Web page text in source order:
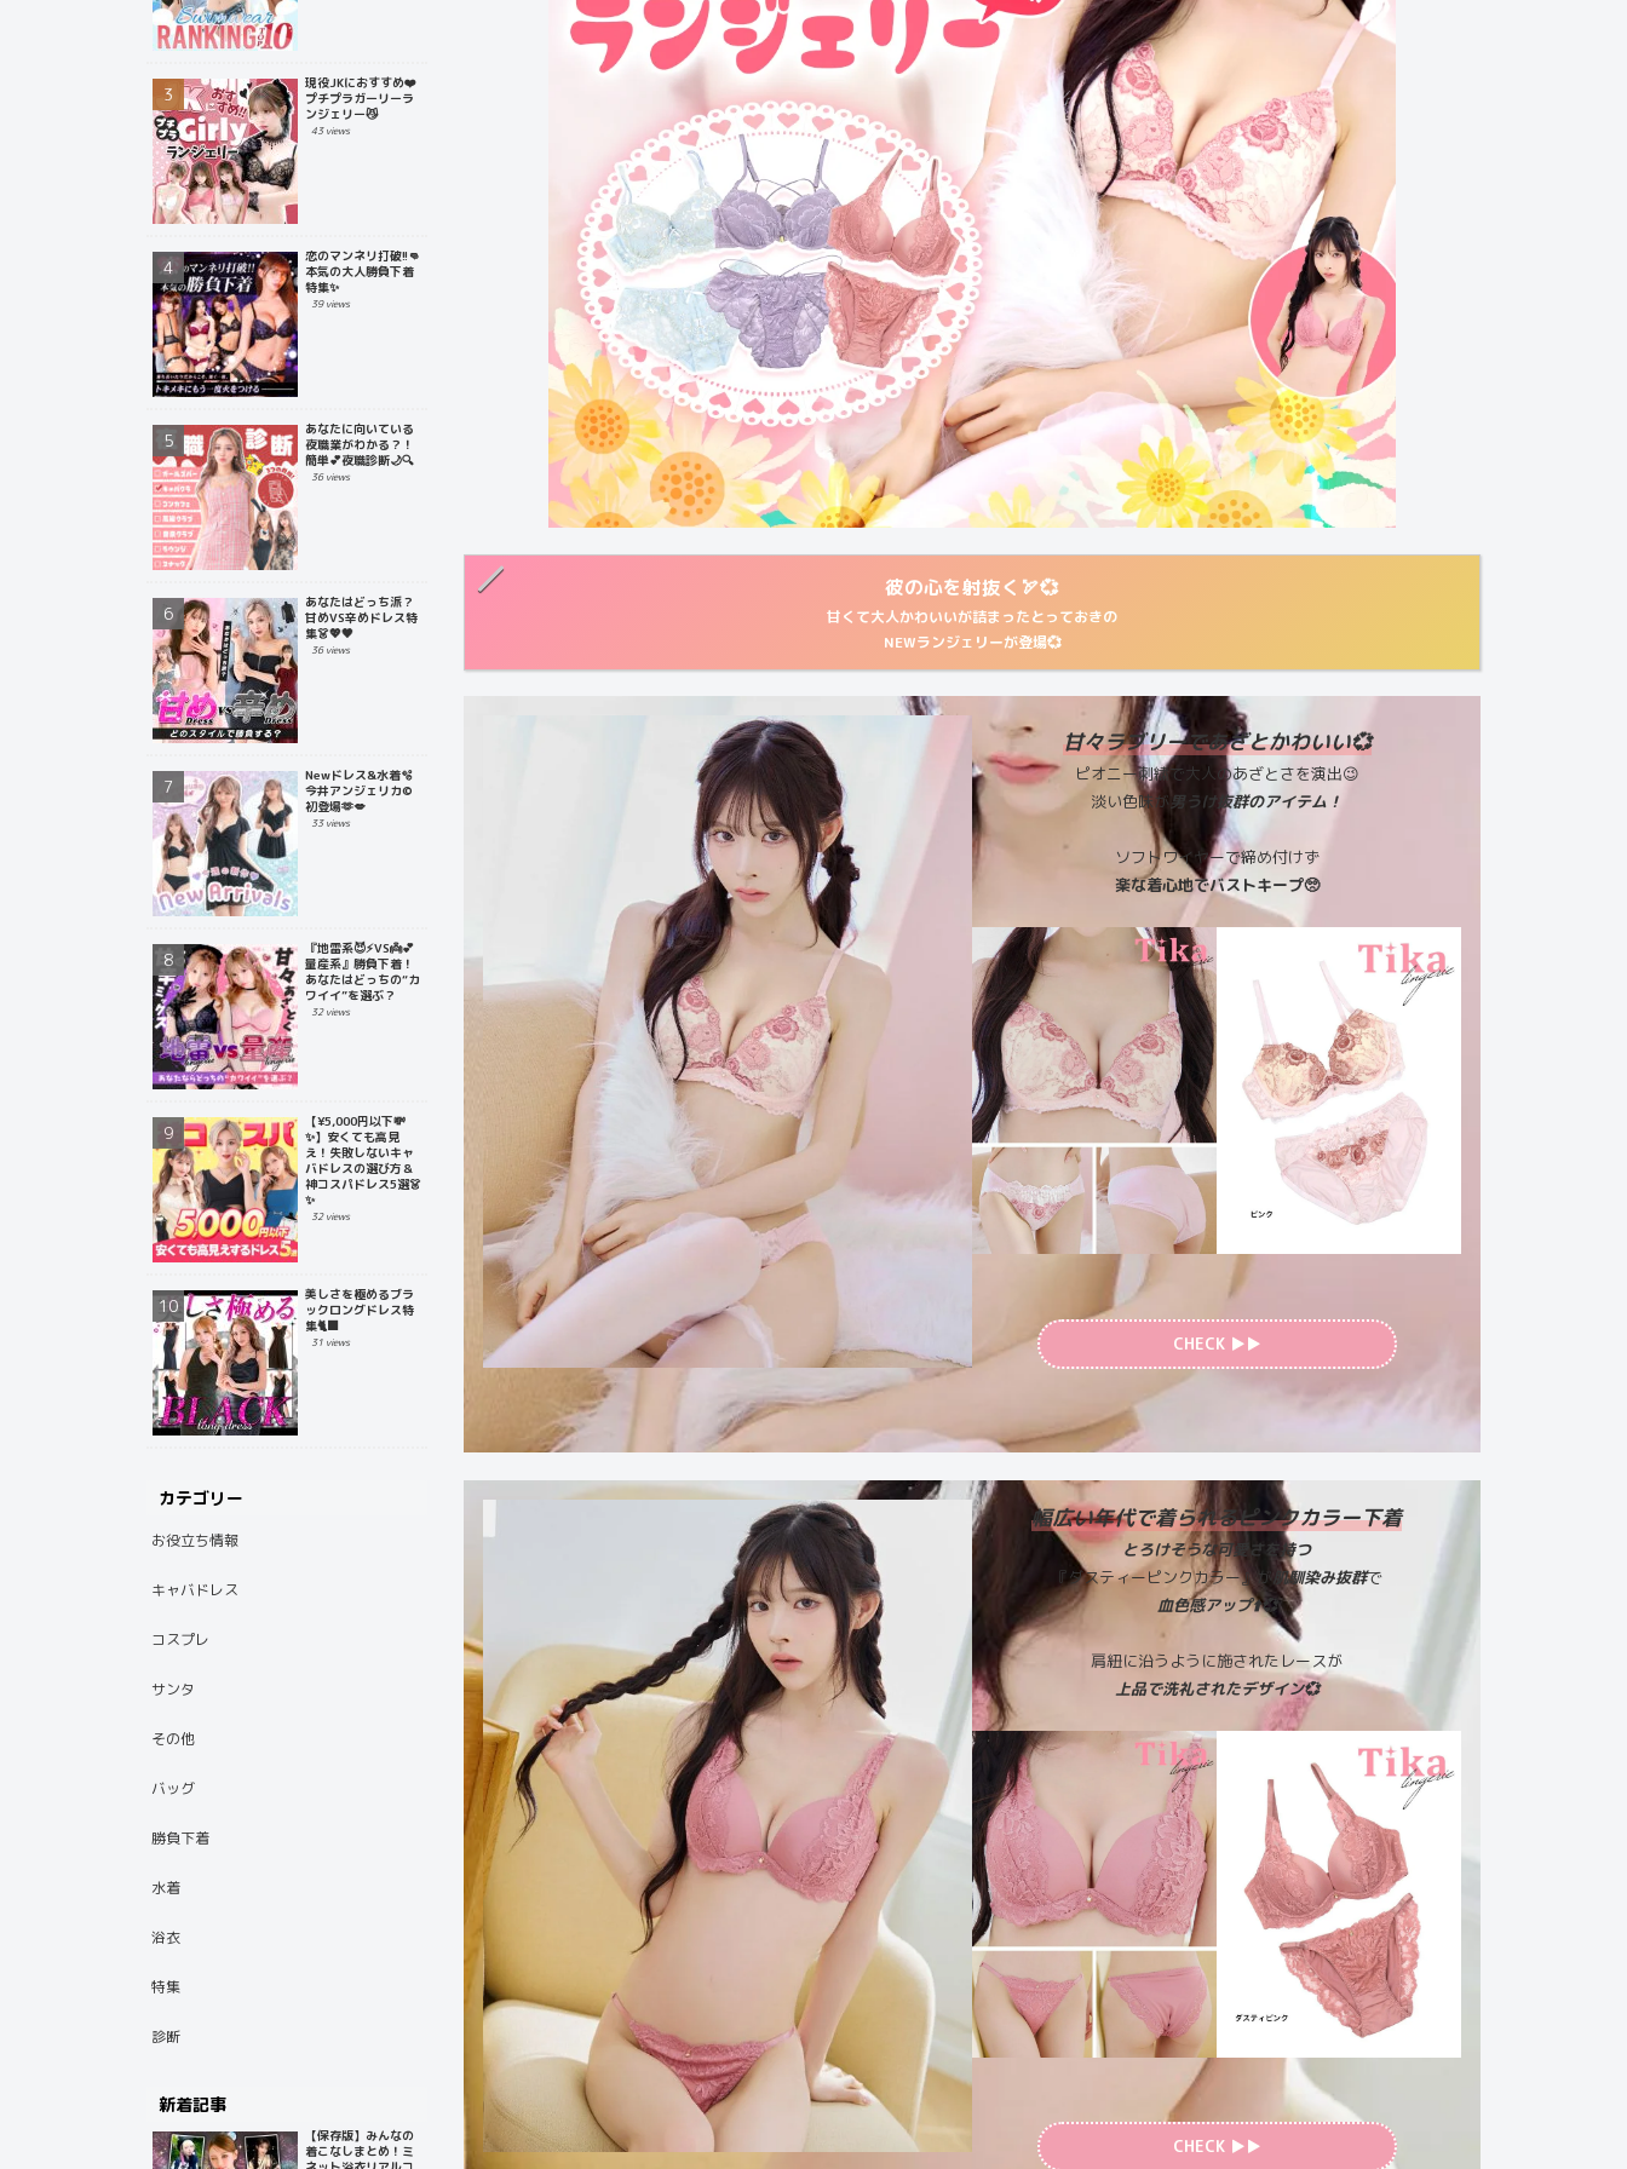
彼の心を射抜く🏹💞
甘くて大人かわいいが詰まったとっておきの
NEWランジェリーが登場💞
甘々ラブリーであざとかわいい💞
ピオニー刺繍で大人のあざとさを演出😉
淡い色味が 男うけ抜群のアイテム！
ソフトワイヤーで締め付けず
楽な着心地でバストキープ🥺
CHECK ▶︎▶︎
幅広い年代で着られるピンクカラー下着
とろけそうな可愛さを持つ
『ダスティーピンクカラー』が 肌馴染み抜群で
血色感アップ⬆️💞
肩紐に沿うように施されたレースが
上品で洗礼されたデザイン💞
CHECK ▶︎▶︎
現役JKにおすすめ❤️
プチプラガーリーラ
ンジェリー😼
43 views
恋のマンネリ打破!!👊
本気の大人勝負下着
特集✨
39 views
あなたに向いている
夜職業がわかる？！
簡単💕夜職診断🌙🔍
36 views
あなたはどっち派？
甘めVS辛めドレス特
集👗💖🖤
36 views
Newドレス&水着🫧
今井アンジェリカ©
初登場🫶💋
33 views
『地雷系😈⚡️VS👼💕
量産系』勝負下着！
あなたはどっちの“カ
ワイイ”を選ぶ？
32 views
【¥5,000円以下💸
✨】安くても高見
え！失敗しないキャ
バドレスの選び方＆
神コスパドレス5選👗
✨
32 views
美しさを極めるブラ
ックロングドレス特
集🐈‍⬛
31 views
カテゴリー
お役立ち情報
キャバドレス
コスプレ
サンタ
その他
バッグ
勝負下着
水着
浴衣
特集
診断
新着記事
【保存版】みんなの
着こなしまとめ！ミ